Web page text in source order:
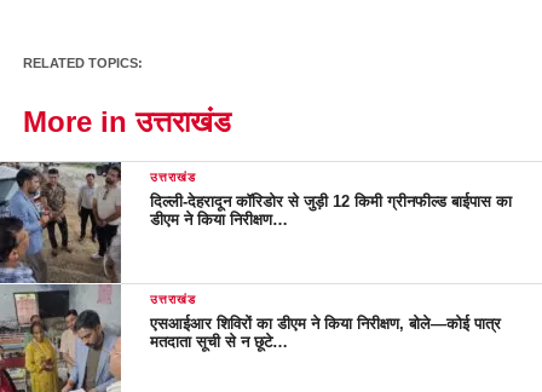
RELATED TOPICS:
More in उत्तराखंड
उत्तराखंड
दिल्ली-देहरादून कॉरिडोर से जुड़ी 12 किमी ग्रीनफील्ड बाईपास का
डीएम ने किया निरीक्षण…
उत्तराखंड
एसआईआर शिविरों का डीएम ने किया निरीक्षण, बोले—कोई पात्र
मतदाता सूची से न छूटे…